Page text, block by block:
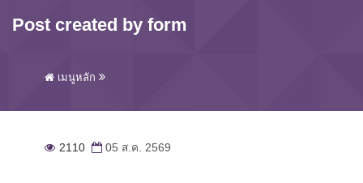
Post created by form
เมนูหลัก
2110 05 ส.ค. 2569